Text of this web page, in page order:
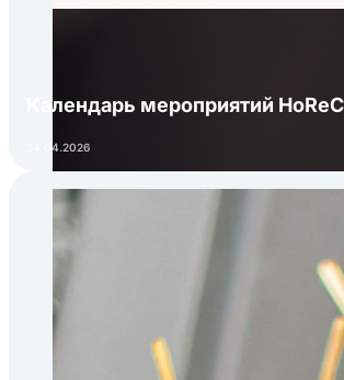
Календарь мероприятий
24.04.2026